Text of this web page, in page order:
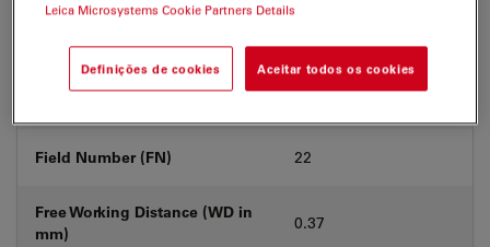
Coverglass Without
Field Number (FN) 22
Free Working Distance (WD in
mm)
0.37
Leica Microsystems Cookie Partners Details
Definições de cookies Aceitar todos os cookies